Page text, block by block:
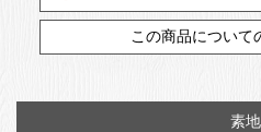
この商品について
素地